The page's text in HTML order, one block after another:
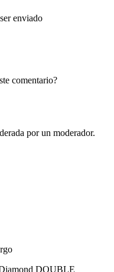
enviado
comentario?
por un moderador.